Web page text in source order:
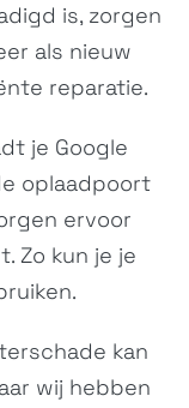
17 Ultra
25128PNA1C
is, zorgen
als nieuw
reparatie.
je Google
oplaadpoort
ervoor
Zo kun je je
kan
wij hebben